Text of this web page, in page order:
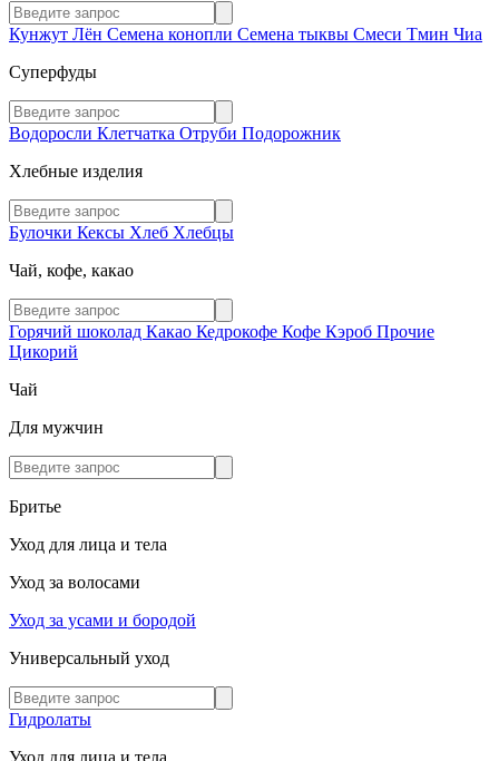
Кунжут Лён Семена конопли Семена тыквы Смеси Тмин Чиа
Суперфуды
Водоросли Клетчатка Отруби Подорожник
Хлебные изделия
Булочки Кексы Хлеб Хлебцы
Чай, кофе, какао
Горячий шоколад Какао Кедрокофе Кофе Кэроб Прочие
Цикорий
Чай
Для мужчин
Бритье
Уход для лица и тела
Уход за волосами
Уход за усами и бородой
Универсальный уход
Гидролаты
Уход для лица и тела